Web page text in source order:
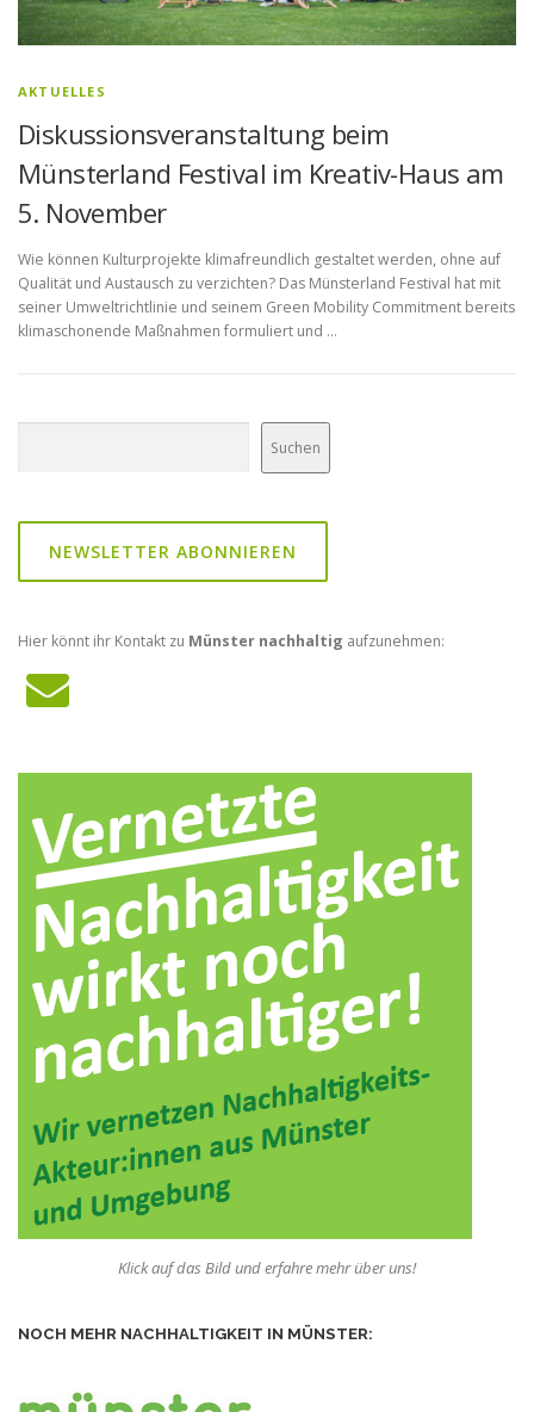
AKTUELLES
Diskussionsveranstaltung beim
Münsterland Festival im Kreativ-Haus am
5. November
Wie können Kulturprojekte klimafreundlich gestaltet werden, ohne auf
Qualität und Austausch zu verzichten? Das Münsterland Festival hat mit
seiner Umweltrichtlinie und seinem Green Mobility Commitment bereits
klimaschonende Maßnahmen formuliert und …
Suchen
NEWSLETTER ABONNIEREN
Hier könnt ihr Kontakt zu Münster nachhaltig aufzunehmen:
Klick auf das Bild und erfahre mehr über uns!
NOCH MEHR NACHHALTIGKEIT IN MÜNSTER: